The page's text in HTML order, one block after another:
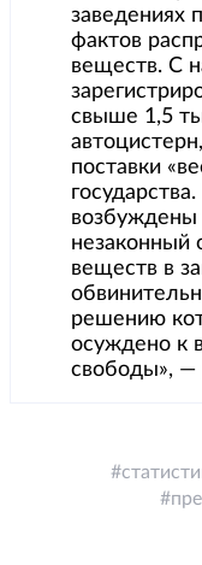
заведениях
фактов
веществ. С
свыше 1,5
поставки
возбуждены
незаконный
веществ в
решению
осуждено к
свободы», —